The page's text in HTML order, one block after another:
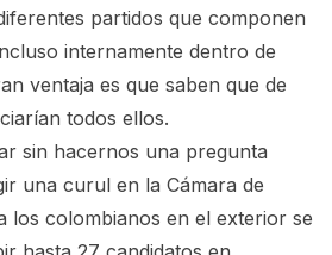
partidos que componen
internamente dentro de
ventaja es que saben que de
todos ellos.
sin hacernos una pregunta
una curul en la Cámara de
los colombianos en el exterior se